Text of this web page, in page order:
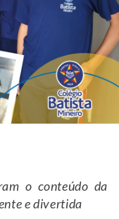
o conteúdo da
e divertida